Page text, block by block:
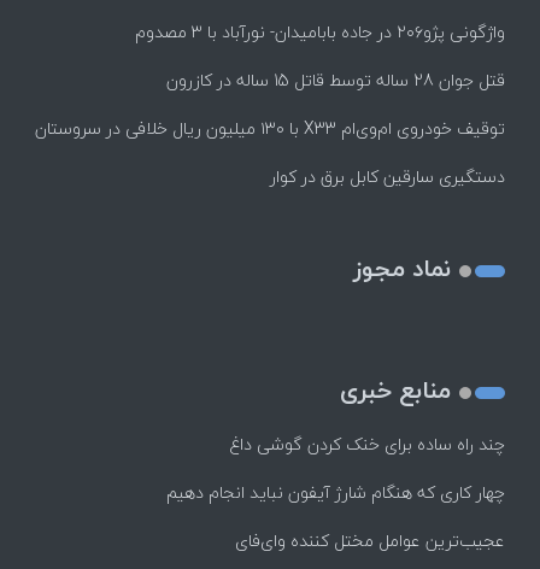
واژگونی پژو۲۰۶ در جاده بابامیدان- نورآباد با ۳ مصدوم
قتل جوان 28 ساله توسط قاتل 15 ساله در کازرون
توقیف خودروی ام‌وی‌ام X33 با ۱۳۰ میلیون ریال خلافی در سروستان
دستگیری سارقین کابل برق در کوار
نماد مجوز
منابع خبری
چند راه‌ ساده برای خنک کردن گوشی داغ
چهار کاری که هنگام شارژ آیفون نباید انجام دهیم
عجیب‌ترین عوامل مختل کننده وای‌فای